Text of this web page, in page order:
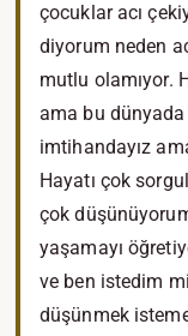
çocuklar acı
diyorum neden
mutlu olamıyor.
ama bu dünyada
imtihandayız
Hayatı çok
çok
yaşamayı
ve ben istedim
düşünmek